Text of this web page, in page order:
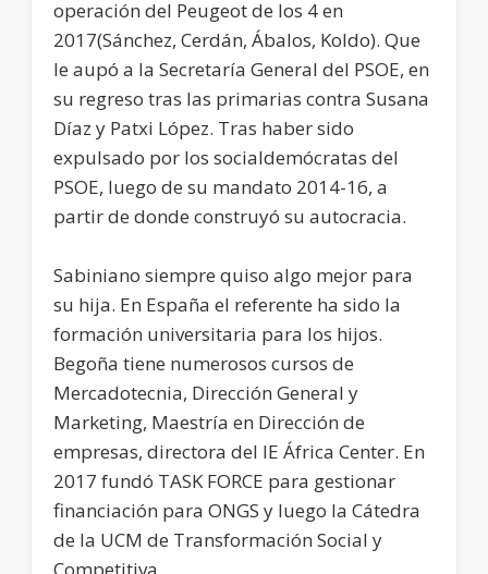
operación del Peugeot de los 4 en
2017(Sánchez, Cerdán, Ábalos, Koldo). Que
le aupó a la Secretaría General del PSOE, en
su regreso tras las primarias contra Susana
Díaz y Patxi López. Tras haber sido
expulsado por los socialdemócratas del
PSOE, luego de su mandato 2014-16, a
partir de donde construyó su autocracia.
Sabiniano siempre quiso algo mejor para
su hija. En España el referente ha sido la
formación universitaria para los hijos.
Begoña tiene numerosos cursos de
Mercadotecnia, Dirección General y
Marketing, Maestría en Dirección de
empresas, directora del IE África Center. En
2017 fundó TASK FORCE para gestionar
financiación para ONGS y luego la Cátedra
de la UCM de Transformación Social y
Competitiva.